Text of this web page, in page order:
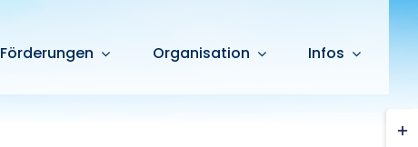
Förderungen Organisation Infos